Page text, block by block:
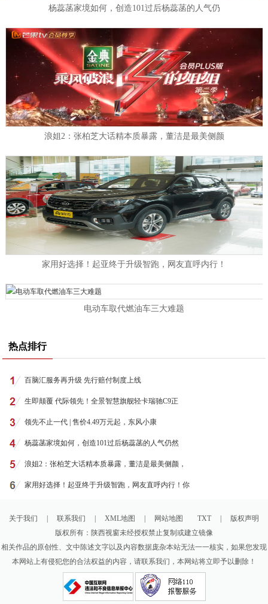
杨蕊菡家境如何，创造101过后杨蕊菡的人气仍
浪姐2：张柏芝大话精本质暴露，董洁是最美侧颜
家用好选择！起亚终于升级智跑，网友直呼内行！
电动车取代燃油车三大难题
热点排行
百脑汇服务再升级 先行赔付制度上线
生即颠覆 代际领先！全景智慧旗舰轻卡瑞驰C9正
领先不止一代 | 售价4.49万元起，东风小康
杨蕊菡家境如何，创造101过后杨蕊菡的人气仍然
浪姐2：张柏芝大话精本质暴露，董洁是最美侧颜，
家用好选择！起亚终于升级智跑，网友直呼内行！你
关于我们 联系我们 XML地图 网站地图 TXT
版权声明
版权所有：陕西视窗未经授权禁止复制或建立镜像
相关作品的原创性、文中陈述文字以及内容数据庞杂本站无法一一核实，如果您发现
本网站上有侵犯您的合法权益的内容，请联系我们，本网站将立即予以删除！